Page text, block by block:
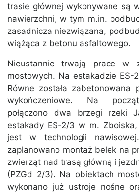
trasie głównej wykonywane są
nawierzchni, w tym m.in.
zasadnicza niezwiązana,
wiążąca z betonu asfaltowego.
Nieustannie trwają prace w
mostowych. Na estakadzie ES-
Równe została zabetonowana
wykończeniowe. Na
połączono dwa brzegi rzeki
estakady ES-2/3 w m.
jest w technologii
zaplanowano montaż belek na
zwierząt nad trasą główną i
(PZGd 2/3). Na obiektach
wykonano już ustroje nośne